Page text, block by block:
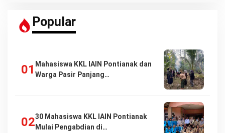
Popular
Mahasiswa KKL IAIN Pontianak dan
Warga Pasir Panjang…
30 Mahasiswa KKL IAIN Pontianak
Mulai Pengabdian di…